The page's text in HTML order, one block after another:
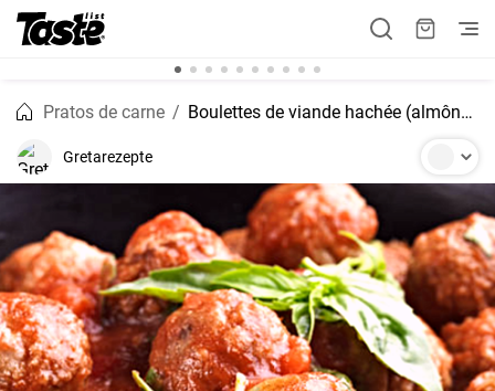
Pratos de carne Boulettes de viande hachée (almôndegas de carne à francesa)
Gretarezepte